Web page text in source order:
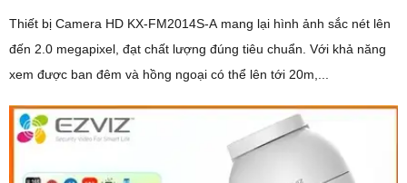
Thiết bị Camera HD KX-FM2014S-A mang lại hình ảnh sắc nét lên
đến 2.0 megapixel, đạt chất lượng đúng tiêu chuẩn. Với khả năng
xem được ban đêm và hồng ngoại có thể lên tới 20m,...